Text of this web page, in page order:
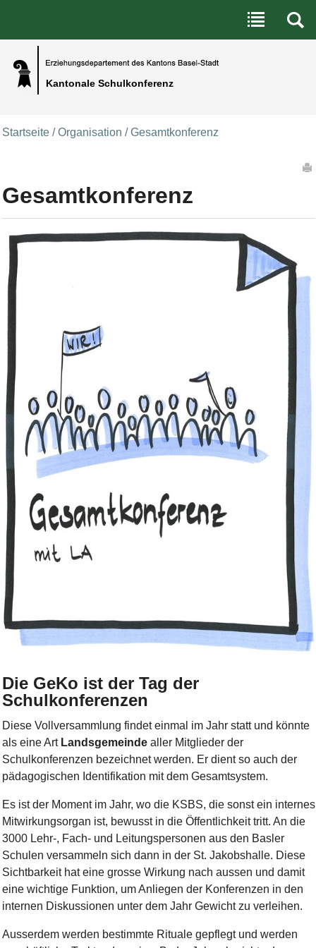
Kantonale Schulkonferenz
Benutzerspezifische Werkzeuge
Direkt zum Inhalt|Direkt zur Navigation
Startseite /Organisation /Gesamtkonferenz
Gesamtkonferenz
Die GeKo ist der Tag der
Schulkonferenzen
Diese Vollversammlung findet einmal im Jahr statt und könnte
als eine Art Landsgemeindealler Mitglieder der
Schulkonferenzen bezeichnet werden. Er dient so auch der
pädagogischen Identifikation mit dem Gesamtsystem.
Es ist der Moment im Jahr, wo die KSBS, die sonst ein internes
Mitwirkungsorgan ist, bewusst in die Öffentlichkeit tritt. An die
3000 Lehr-, Fach- und Leitungspersonen aus den Basler
Schulen versammeln sich dann in der St. Jakobshalle. Diese
Sichtbarkeit hat eine grosse Wirkung nach aussen und damit
eine wichtige Funktion, um Anliegen der Konferenzen in den
internen Diskussionen unter dem Jahr Gewicht zu verleihen.
Ausserdem werden bestimmte Rituale gepflegt und werden